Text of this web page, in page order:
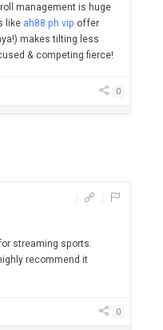
management is huge
like ah88 ph vip offer
makes tilting less
& competing fierce!
0
streaming sports.
recommend it
0